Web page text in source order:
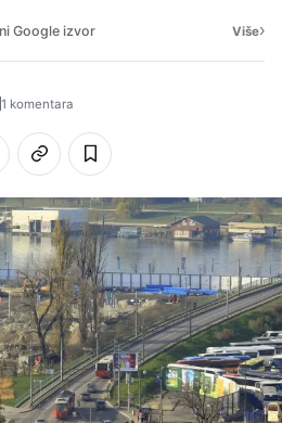
Google izvor Više›
1 komentara